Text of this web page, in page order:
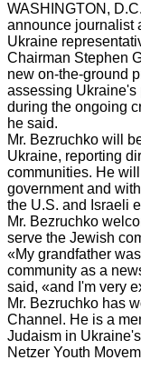
WASHINGTON,
announce journalist
Ukraine
Chairman Stephen
new on-the-ground
assessing
during the ongoing
he said.
Mr. Bezruchko will
Ukraine, reporting
communities. He
government and
the U.S. and Israeli
Mr. Bezruchko
serve the Jewish
«My grandfather
community as a
said, «and I'm very
Mr. Bezruchko has
Channel. He is a
Judaism in
Netzer Youth